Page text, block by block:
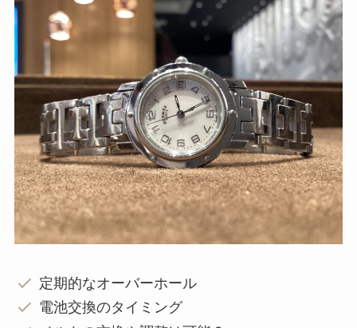
定期的なオーバーホール
電池交換のタイミング